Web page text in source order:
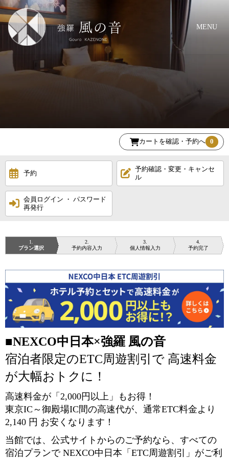
MENU
カートを確認・予約へ 0
予約
予約確認・変更・キャンセ
ル
会員ログイン ・ パスワード
再発行
1
プラン選択
2
予約内容入力
3
個人情報入力
4
予約完了
■NEXCO中日本×強羅 風の音
宿泊者限定のETC周遊割引で 高速料金
が大幅おトクに！
高速料金が「2,000円以上」もお得！
東京IC～御殿場IC間の高速代が、通常ETC料金より
2,140 円 お安くなります！
当館では、公式サイトからのご予約なら、すべての
宿泊プランで NEXCO中日本「ETC周遊割引」がご利